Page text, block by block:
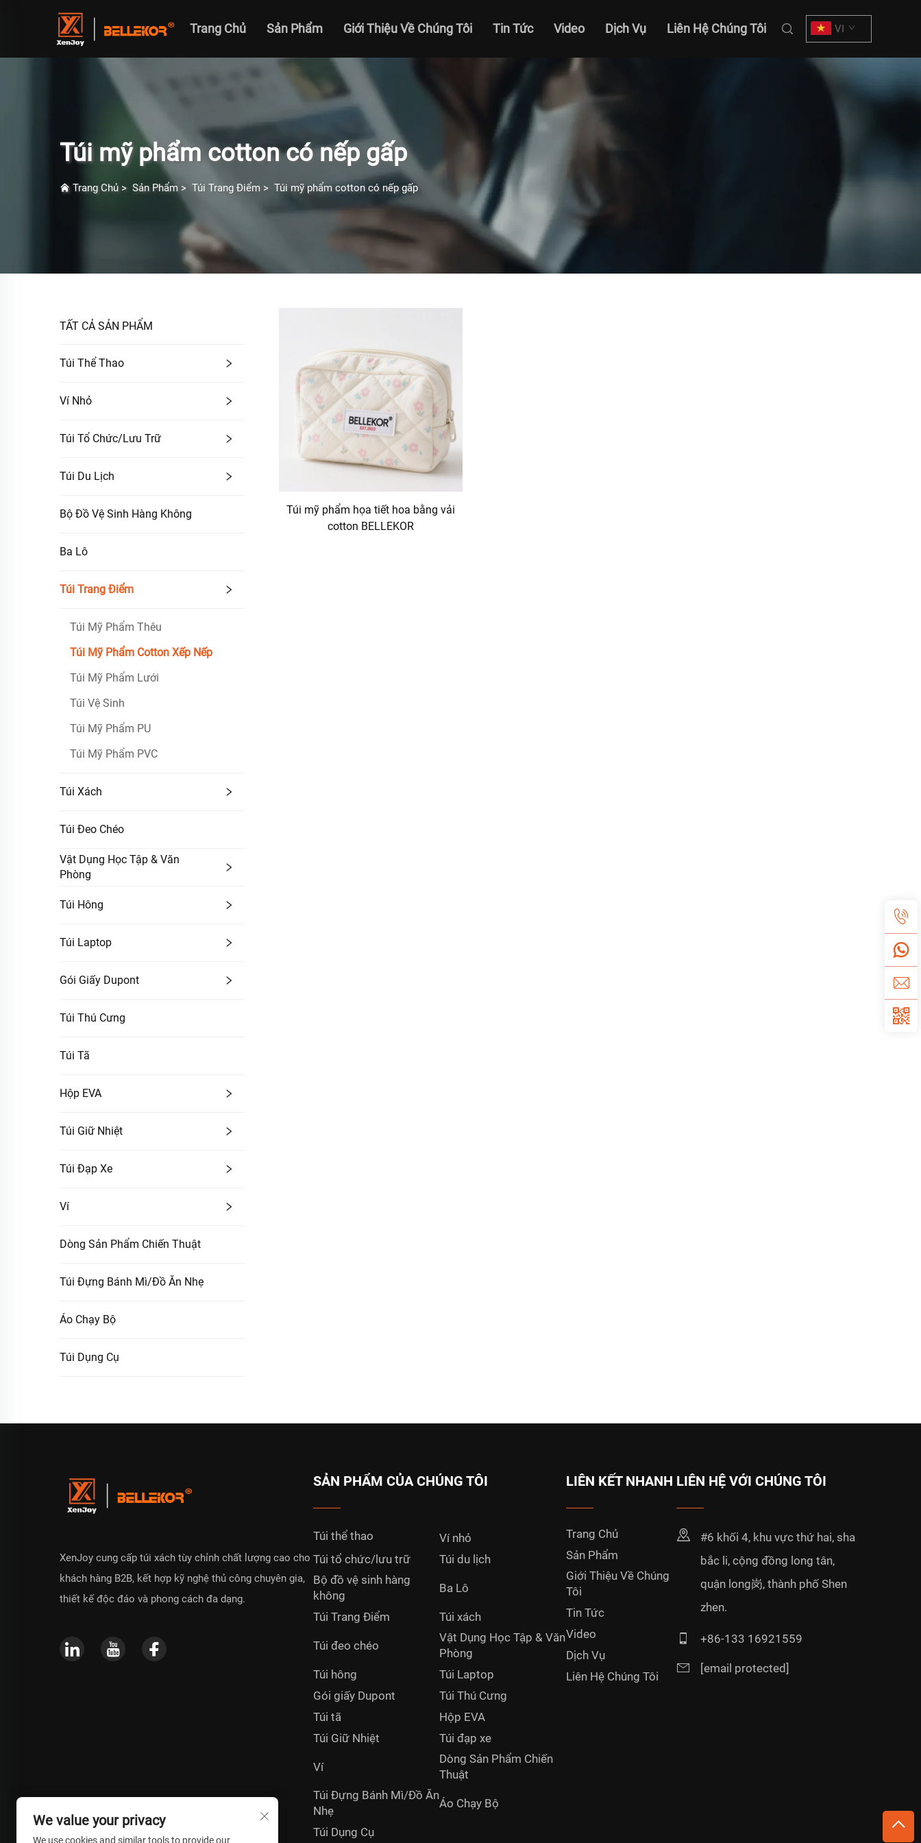
Trang Chủ Sản Phẩm Giới Thiệu Về Chúng Tôi Tin Tức Video Dịch Vụ Liên Hệ Chúng Tôi VI
Túi mỹ phẩm cotton có nếp gấp
Trang Chủ > Sản Phẩm > Túi Trang Điểm > Túi mỹ phẩm cotton có nếp gấp
TẤT CẢ SẢN PHẨM
Túi Thể Thao
Ví Nhỏ
Túi Tổ Chức/lưu Trữ
Túi Du Lịch
Bộ Đồ Vệ Sinh Hàng Không
Ba Lô
Túi Trang Điểm
Túi Mỹ Phẩm Thêu
Túi Mỹ Phẩm Cotton Xếp Nếp
Túi Mỹ Phẩm Lưới
Túi Vệ Sinh
Túi Mỹ Phẩm PU
Túi Mỹ Phẩm PVC
Túi Xách
Túi Đeo Chéo
Vật Dụng Học Tập & Văn
Phòng
Túi Hông
Túi Laptop
Gói Giấy Dupont
Túi Thú Cưng
Túi Tã
Hộp EVA
Túi Giữ Nhiệt
Túi Đạp Xe
Ví
Dòng Sản Phẩm Chiến Thuật
Túi Đựng Bánh Mì/Đồ Ăn Nhẹ
Áo Chạy Bộ
Túi Dụng Cụ
Túi mỹ phẩm họa tiết hoa bằng vải
cotton BELLEKOR
XenJoy cung cấp túi xách tùy chỉnh chất lượng cao cho
khách hàng B2B, kết hợp kỹ nghệ thủ công chuyên gia,
thiết kế độc đáo và phong cách đa dạng.
SẢN PHẨM CỦA CHÚNG TÔI
Túi thể thao
Ví nhỏ
Túi tổ chức/lưu trữ
Túi du lịch
Bộ đồ vệ sinh hàng
không
Ba Lô
Túi Trang Điểm Túi xách
Túi đeo chéo
Vật Dụng Học Tập & Văn
Phòng
Túi hông
Túi Laptop
Gói giấy Dupont
Túi Thú Cưng
Túi tã
Hộp EVA
Túi Giữ Nhiệt
Túi đạp xe
Ví
Dòng Sản Phẩm Chiến
Thuật
Túi Đựng Bánh Mì/Đồ Ăn
Nhẹ
Áo Chạy Bộ
Túi Dụng Cụ
LIÊN KẾT NHANH
Trang Chủ
Sản Phẩm
Giới Thiệu Về Chúng
Tôi
Tin Tức
Video
Dịch Vụ
Liên Hệ Chúng Tôi
LIÊN HỆ VỚI CHÚNG TÔI
#6 khối 4, khu vực thứ hai, sha
bắc li, cộng đồng long tân,
quận long岗, thành phố Shen
zhen.
+86-133 16921559
[email protected]
We value your privacy
We use cookies and similar tools to provide our